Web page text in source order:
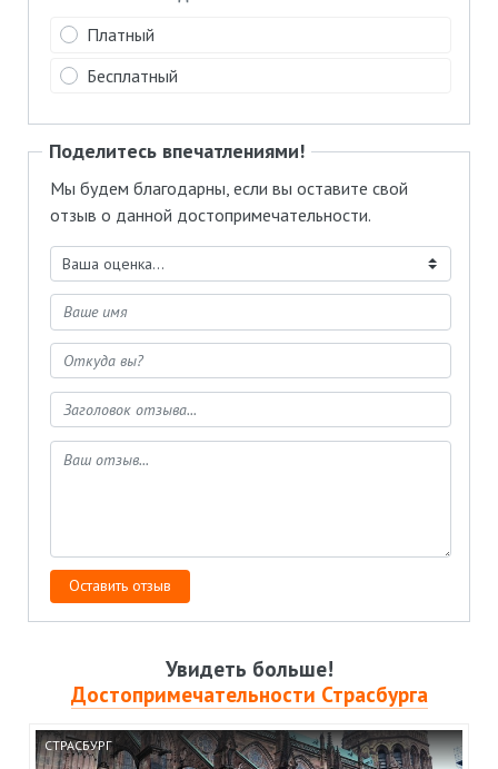
Поделитесь впечатлениями!
Мы будем благодарны, если вы оставите свой
отзыв о данной достопримечательности.
Платный
Бесплатный
Увидеть больше!
Достопримечательности Страсбурга
СТРАСБУРГ